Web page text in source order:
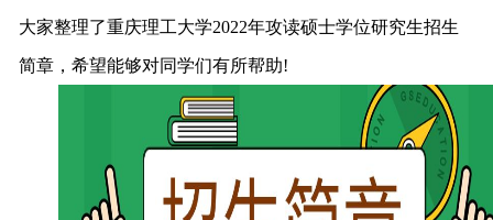
大家整理了重庆理工大学2022年攻读硕士学位研究生招生
简章，希望能够对同学们有所帮助!